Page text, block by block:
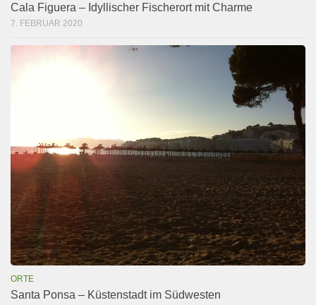
Cala Figuera – Idyllischer Fischerort mit Charme
7. FEBRUAR 2020
ORTE
Santa Ponsa – Küstenstadt im Südwesten